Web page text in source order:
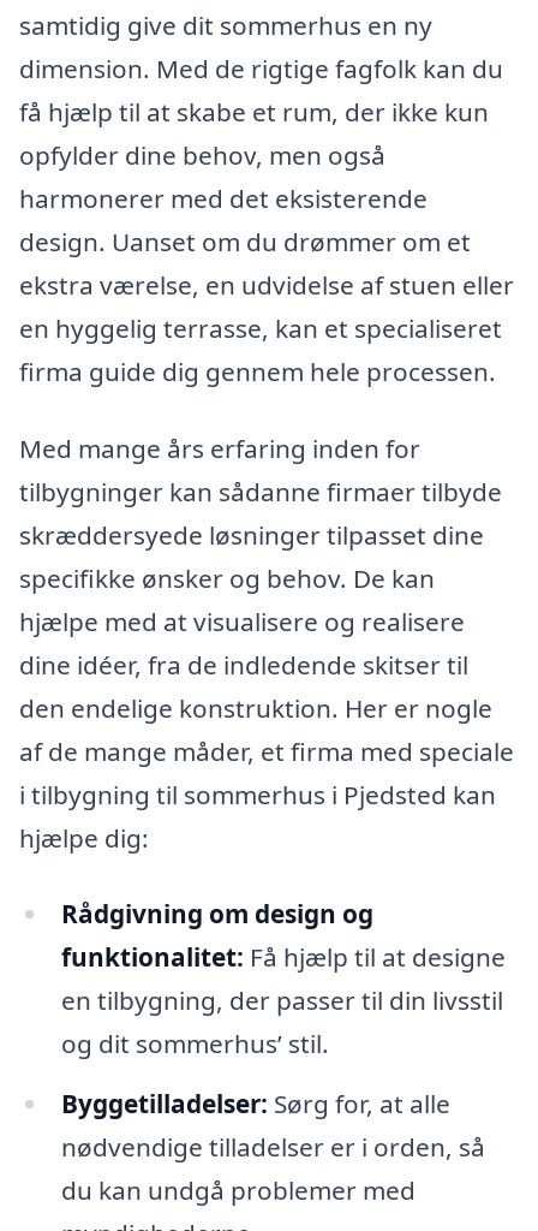
samtidig give dit sommerhus en ny
dimension. Med de rigtige fagfolk kan du
få hjælp til at skabe et rum, der ikke kun
opfylder dine behov, men også
harmonerer med det eksisterende
design. Uanset om du drømmer om et
ekstra værelse, en udvidelse af stuen eller
en hyggelig terrasse, kan et specialiseret
firma guide dig gennem hele processen.
Med mange års erfaring inden for
tilbygninger kan sådanne firmaer tilbyde
skræddersyede løsninger tilpasset dine
specifikke ønsker og behov. De kan
hjælpe med at visualisere og realisere
dine idéer, fra de indledende skitser til
den endelige konstruktion. Her er nogle
af de mange måder, et firma med speciale
i tilbygning til sommerhus i Pjedsted kan
hjælpe dig:
Rådgivning om design og
funktionalitet: Få hjælp til at designe
en tilbygning, der passer til din livsstil
og dit sommerhus’ stil.
Byggetilladelser: Sørg for, at alle
nødvendige tilladelser er i orden, så
du kan undgå problemer med